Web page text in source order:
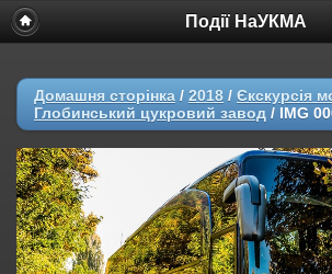
Події НаУКМА
Домашня сторінка / 2018 / Єкскурсія
Глобинський цукровий завод / IMG